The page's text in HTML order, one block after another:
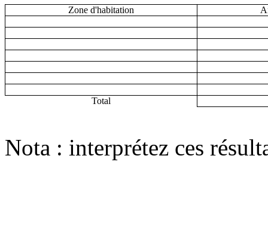
Zone d'habitation
Total
Nota : interprétez ces